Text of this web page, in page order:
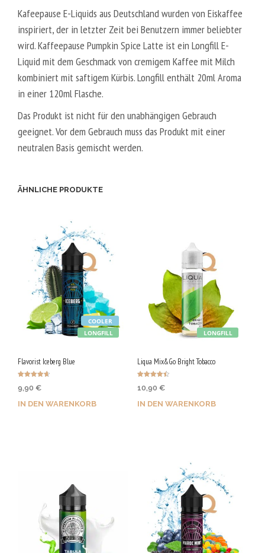
Kafeepause E-Liquids aus Deutschland wurden von Eiskaffee
inspiriert, der in letzter Zeit bei Benutzern immer beliebter
wird. Kaffeepause Pumpkin Spice Latte ist ein Longfill E-
Liquid mit dem Geschmack von cremigem Kaffee mit Milch
kombiniert mit saftigem Kürbis. Longfill enthält 20ml Aroma
in einer 120ml Flasche.
Das Produkt ist nicht für den unabhängigen Gebrauch
geeignet. Vor dem Gebrauch muss das Produkt mit einer
neutralen Basis gemischt werden.
ÄHNLICHE PRODUKTE
LONGFILL
COOLER
Flavorist Iceberg Blue
mit
von 5
9,90 €
IN DEN WARENKORB
LONGFILL
Liqua Mix&Go Bright Tobacco
mit
von 5
10,90 €
IN DEN WARENKORB